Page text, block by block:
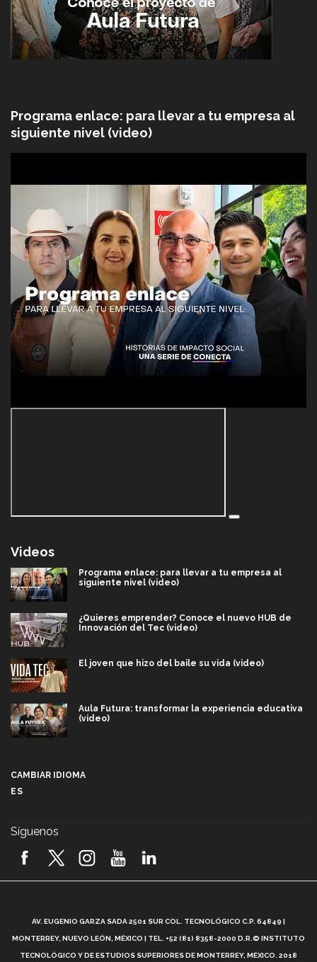
Programa enlace: para llevar a tu empresa al
siguiente nivel (video)
Videos
Programa enlace: para llevar a tu empresa al
siguiente nivel (video)
¿Quieres emprender? Conoce el nuevo HUB de
Innovación del Tec (video)
El joven que hizo del baile su vida (video)
Aula Futura: transformar la experiencia educativa
(video)
2026! (video)
¿Cómo es el Modelo Educativo Tec? (video)
CAMBIAR IDIOMA
ES
Síguenos
AV. EUGENIO GARZA SADA 2501 SUR COL. TECNOLÓGICO C.P. 64849 |
MONTERREY, NUEVO LEÓN, MÉXICO | TEL. +52 (81) 8358-2000 D.R.© INSTITUTO
TECNOLÓGICO Y DE ESTUDIOS SUPERIORES DE MONTERREY, MÉXICO. 2018